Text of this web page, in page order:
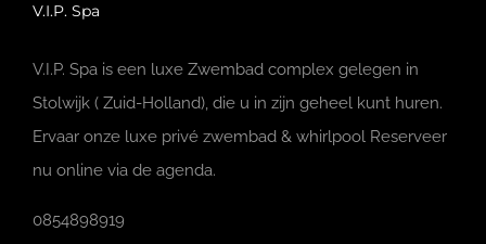
V.I.P. Spa
V.I.P. Spa is een luxe Zwembad complex gelegen in
Stolwijk ( Zuid-Holland), die u in zijn geheel kunt huren.
Ervaar onze luxe privé zwembad & whirlpool Reserveer
nu online via de agenda.
0854898919